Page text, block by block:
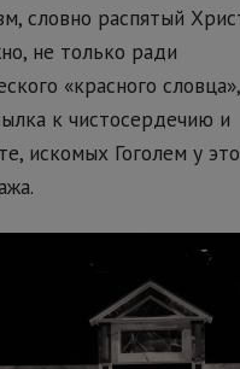
словно распятый
не только ради
«красного
к чистосердечию и
искомых Гоголем у